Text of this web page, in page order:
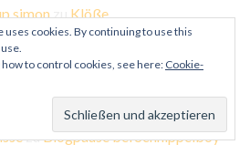
simonzuKlöße,
und Rinderbrust
bei Schnippelboy
zuBlogpause bei Schnippelboy
uses cookies. By continuing to use this
to control cookies, see here: Cookie-